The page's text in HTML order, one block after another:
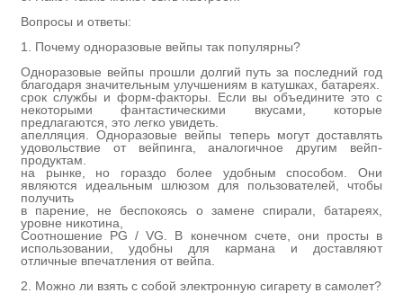
Вопросы и ответы:
1. Почему одноразовые вейпы так популярны?
Одноразовые вейпы прошли долгий путь за последний год
благодаря значительным улучшениям в катушках, батареях.
срок службы и форм-факторы. Если вы объедините это с
некоторыми фантастическими вкусами, которые
предлагаются, это легко увидеть.
апелляция. Одноразовые вейпы теперь могут доставлять
удовольствие от вейпинга, аналогичное другим вейп-
продуктам.
на рынке, но гораздо более удобным способом. Они
являются идеальным шлюзом для пользователей, чтобы
получить
в парение, не беспокоясь о замене спирали, батареях,
уровне никотина,
Соотношение PG / VG. В конечном счете, они просты в
использовании, удобны для кармана и доставляют
отличные впечатления от вейпа.
2. Можно ли взять с собой электронную сигарету в самолет?